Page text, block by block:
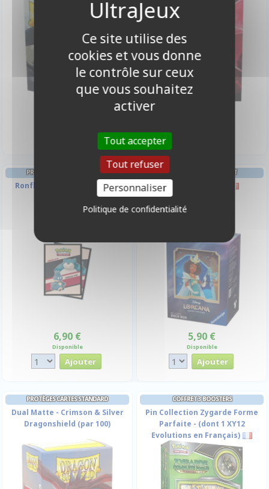
PROTÈGES CARTES STANDARD
Ronflex et Goinfrex - Par 65
6,90 €
Disponible
DECK BOX ET RANGEMENT
Deck box : Tiana
5,90 €
Disponible
PROTÈGES CARTES STANDARD
Dual Matte - Crimson & Silver
Dragonshield (par 100)
COFFRET 3 BOOSTERS
Pin Collection Zygarde Forme
Parfaite - (dont 1 XY12
Evolutions en Français)
Ce site utilise des
cookies et vous donne
le contrôle sur ceux
que vous souhaitez
activer
Tout accepter
Tout refuser
Personnaliser
Politique de confidentialité